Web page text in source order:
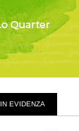
IN EVIDENZA